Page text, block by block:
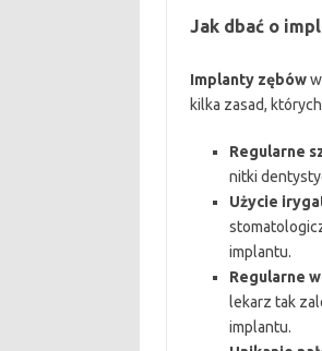
Jak dbać o
Implanty zębów
kilka zasad,
Regularne
nitki
Użycie
implantu.
Regularne
lekarz tak
implantu.